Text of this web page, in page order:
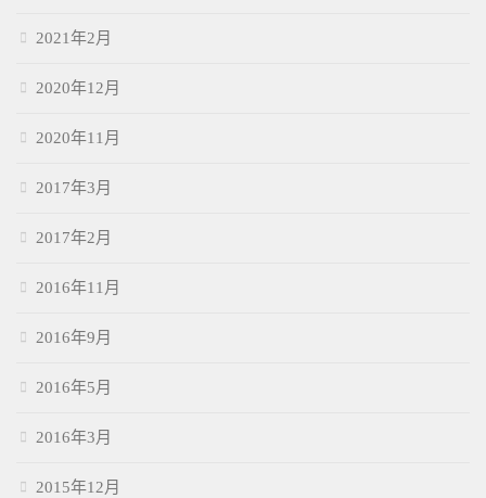
2021年2月
2020年12月
2020年11月
2017年3月
2017年2月
2016年11月
2016年9月
2016年5月
2016年3月
2015年12月